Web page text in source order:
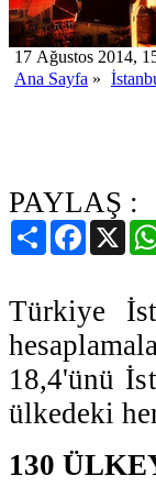
17 Ağustos 2014,
Ana Sayfa »
PAYLAŞ :
PaylaşFacebook
X
Türkiye
18,4'ünü
ülkedeki
130